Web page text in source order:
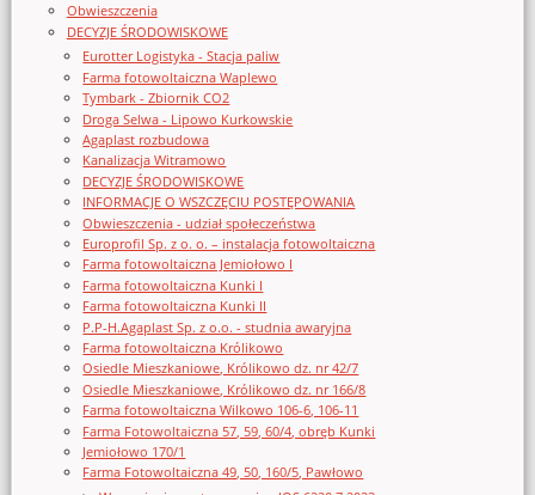
Obwieszczenia
DECYZJE ŚRODOWISKOWE
Eurotter Logistyka - Stacja paliw
Farma fotowoltaiczna Waplewo
Tymbark - Zbiornik CO2
Droga Selwa - Lipowo Kurkowskie
Agaplast rozbudowa
Kanalizacja Witramowo
DECYZJE ŚRODOWISKOWE
INFORMACJE O WSZCZĘCIU POSTĘPOWANIA
Obwieszczenia - udział społeczeństwa
Europrofil Sp. z o. o. – instalacja fotowoltaiczna
Farma fotowoltaiczna Jemiołowo I
Farma fotowoltaiczna Kunki I
Farma fotowoltaiczna Kunki II
P.P-H.Agaplast Sp. z o.o. - studnia awaryjna
Farma fotowoltaiczna Królikowo
Osiedle Mieszkaniowe, Królikowo dz. nr 42/7
Osiedle Mieszkaniowe, Królikowo dz. nr 166/8
Farma fotowoltaiczna Wilkowo 106-6, 106-11
Farma Fotowoltaiczna 57, 59, 60/4, obręb Kunki
Jemiołowo 170/1
Farma Fotowoltaiczna 49, 50, 160/5, Pawłowo